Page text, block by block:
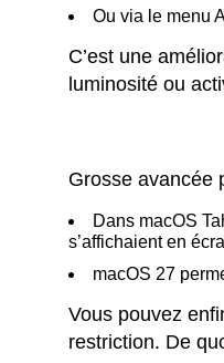
Ou via le menu
C’est une
luminosité ou
Grosse avancée
Dans macOS
s’affichaient en
macOS 27
Vous pouvez
restriction. De